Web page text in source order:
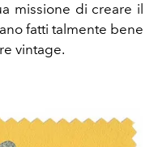
missione di creare il
fatti talmente bene
vintage.